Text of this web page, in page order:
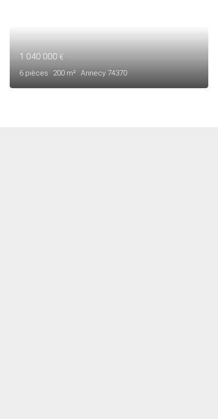
1 040 000 €
6 pièces 200 m² Annecy 74370